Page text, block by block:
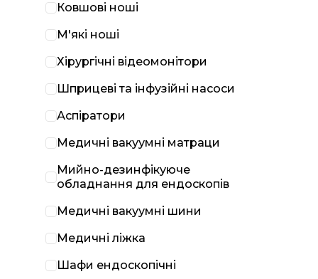
Ковшові ноші
М'які ноші
Хірургічні відеомонітори
Шприцеві та інфузійні насоси
Аспіратори
Медичні вакуумні матраци
Мийно-дезинфікуюче
обладнання для ендоскопів
Медичні вакуумні шини
Медичні ліжка
Шафи ендоскопічні